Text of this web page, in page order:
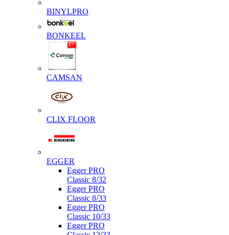
BINYLPRO
BONKEEL
CAMSAN
CLIX FLOOR
EGGER
Egger PRO
Classic 8/32
Egger PRO
Classic 8/33
Egger PRO
Classic 10/33
Egger PRO